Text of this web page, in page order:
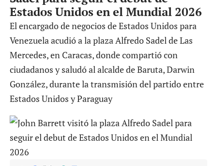
Estados Unidos en el Mundial 2026
El encargado de negocios de Estados Unidos para
Venezuela acudió a la plaza Alfredo Sadel de Las
Mercedes, en Caracas, donde compartió con
ciudadanos y saludó al alcalde de Baruta, Darwin
González, durante la transmisión del partido entre
Estados Unidos y Paraguay